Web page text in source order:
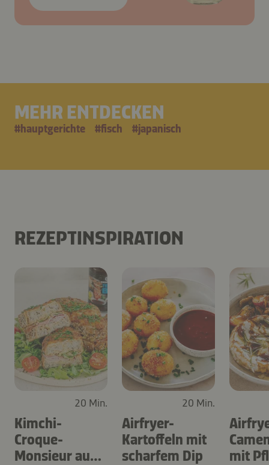
MEHR ENTDECKEN
#hauptgerichte #fisch #japanisch
REZEPTINSPIRATION
20 Min.
Kimchi-
Croque-
Monsieur aus
20 Min.
Airfryer-
Kartoffeln mit
scharfem Dip
mit